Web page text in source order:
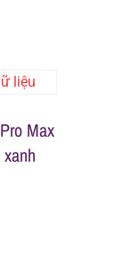
Max